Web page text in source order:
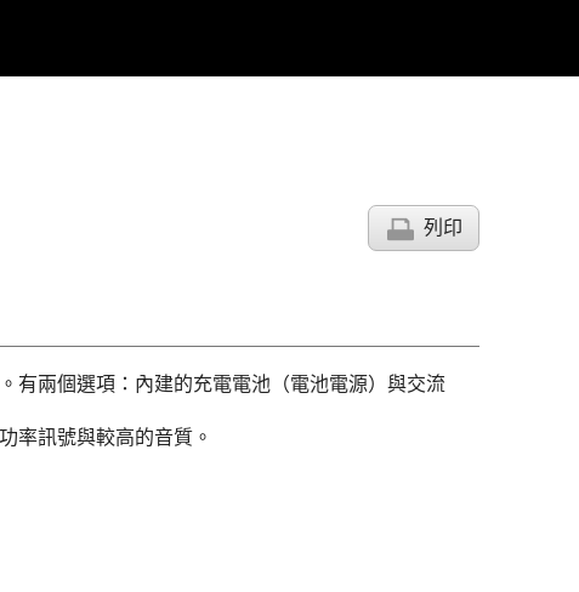
列印
有兩個選項：內建的充電電池（電池電源）與交流
率訊號與較高的音質。